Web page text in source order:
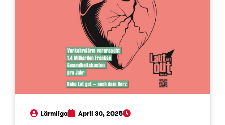
Lärmliga April 30, 2025